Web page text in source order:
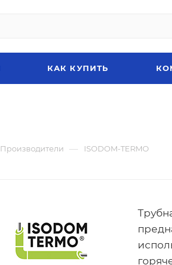
КАК КУПИТЬ
Производители — ISODOM-TERMO